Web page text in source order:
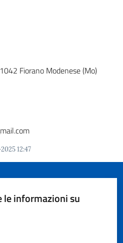
Fiorano Modenese (Mo)
12:47
le informazioni su